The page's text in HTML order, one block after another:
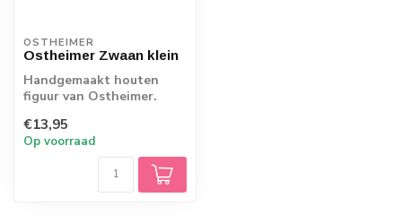
OSTHEIMER
Ostheimer Zwaan klein
Handgemaakt houten
figuur van Ostheimer.
€13,95
Op voorraad